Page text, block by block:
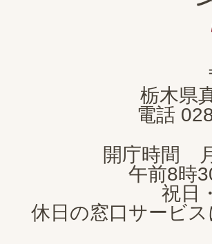
岡
栃木県
電話
開庁時間
午前8時
祝日
休日の窓口サービ